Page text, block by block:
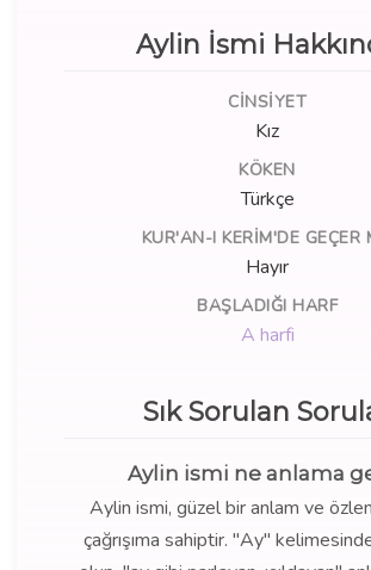
Aylin İsmi
CINSIYET
Kız
KÖKEN
Türkçe
KUR'AN-I KERIM'DE GEÇER
Hayır
BAŞLADIĞI HARF
A harfi
Sık Sorulan
Aylin ismi ne anlama
Aylin ismi, güzel bir anlam ve
çağrışıma sahiptir. "Ay"